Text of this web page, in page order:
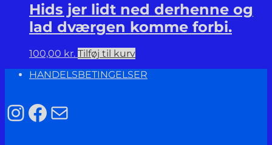
Hids jer lidt ned derhenne og
lad dværgen komme forbi.
100,00 kr. Tilføj til kurv
HANDELSBETINGELSER
Instagram
Facebook
Mail